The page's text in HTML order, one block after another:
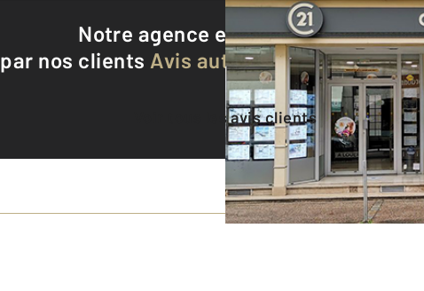
Notre agence est notée8,5/10
par nos clients Avis authentifiés par
Voir tous les avis clients